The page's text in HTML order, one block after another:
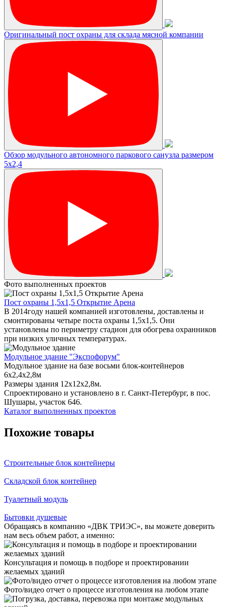
Оригинальный пост охраны для склада мясной компании
Обзор модульного автономного паркового санузла размером
5х2,4
Фото выполненных проектов
Пост охраны 1,5х1,5 Открытие Арена
В 2014году нашей компанией изготовлены, доставлены и
смонтированы четыре поста охраны 1,5х1,5. Они
установлены по периметру стадион для обогрева охранников
при низких уличных температурах.
Модульное здание "Экспофорум"
Модульное здание на базе восьми блок-контейнеров
6x2,4x2,8м
Размеры здания 12х12х2,8м.
Спроектировано и установлено в г. Санкт-Петербург, в пос.
Шушары, участок 646.
Каталог выполненных проектов
Похожие товары
Строительные блок контейнеры
Складской блок контейнер
Туалетный модуль
Бытовки душевые
Обращаясь в компанию «ДВК ТРИЭС», вы можете доверить
нам весь объем работ, а именно:
Консультация и помощь в подборе и проектировании
желаемых зданий
Фото/видео отчет о процессе изготовления на любом этапе